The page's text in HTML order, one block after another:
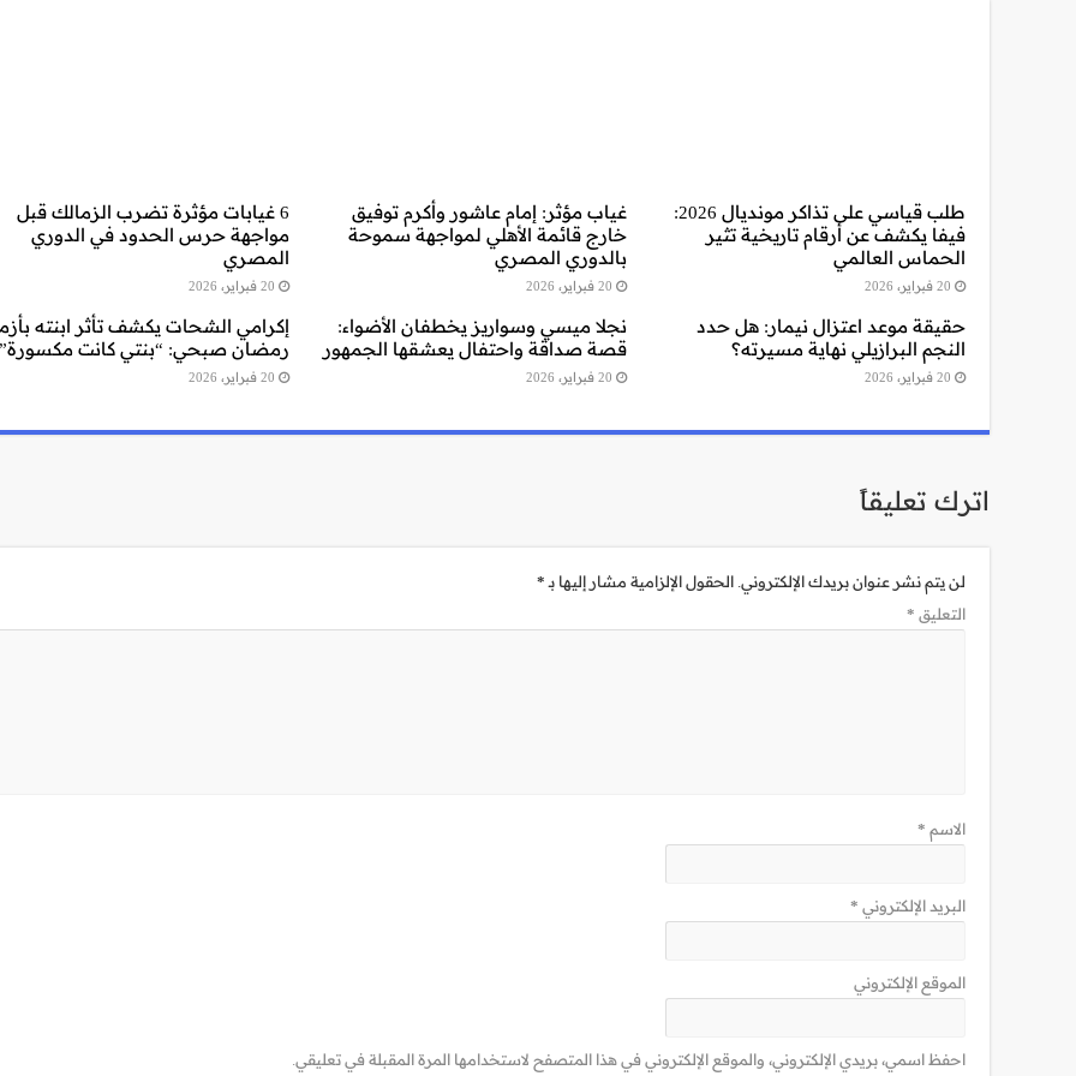
طلب قياسي على تذاكر مونديال 2026:
فيفا يكشف عن أرقام تاريخية تثير
الحماس العالمي
20 فبراير، 2026
غياب مؤثر: إمام عاشور وأكرم توفيق
خارج قائمة الأهلي لمواجهة سموحة
بالدوري المصري
20 فبراير، 2026
6 غيابات مؤثرة تضرب الزمالك قبل
مواجهة حرس الحدود في الدوري
المصري
20 فبراير، 2026
حقيقة موعد اعتزال نيمار: هل حدد
النجم البرازيلي نهاية مسيرته؟
20 فبراير، 2026
نجلا ميسي وسواريز يخطفان الأضواء:
قصة صداقة واحتفال يعشقها الجمهور
20 فبراير، 2026
إكرامي الشحات يكشف تأثر ابنته
رمضان صبحي: “بنتي كانت
20 فبراير، 2026
اترك تعليقاً
لن يتم نشر عنوان بريدك الإلكتروني. الحقول الإلزامية مشار إليها بـ *
التعليق *
الاسم *
البريد الإلكتروني *
الموقع الإلكتروني
احفظ اسمي، بريدي الإلكتروني، والموقع الإلكتروني في هذا المتصفح لاستخدامها المرة المقبلة في تعليقي.